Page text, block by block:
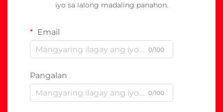
iyo sa lalong madaling panahon.
Email
0/100
Pangalan
0/100